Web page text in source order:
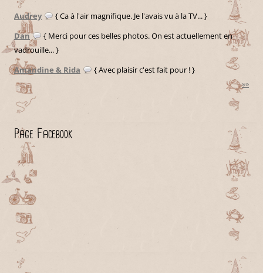
Audrey
{ Ca à l'air magnifique. Je l'avais vu à la TV... }
Dan
{ Merci pour ces belles photos. On est actuellement en
vadrouille... }
Amandine & Rida
{ Avec plaisir c'est fait pour ! }
»»
Page Facebook